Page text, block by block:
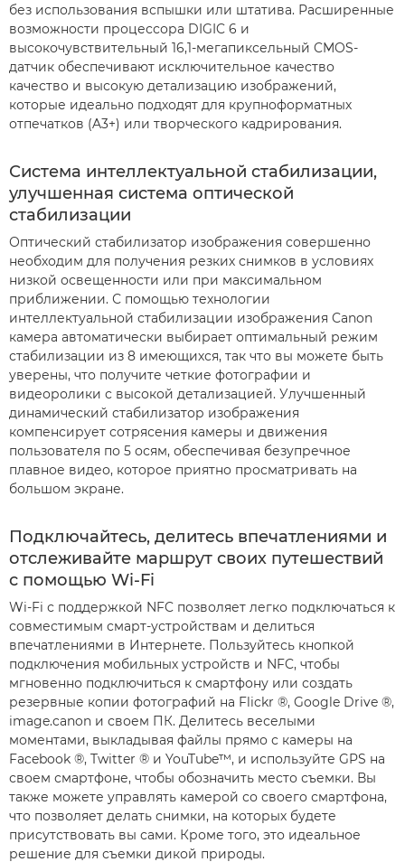
без использования вспышки или штатива. Расширенные
возможности процессора DIGIC 6 и
высокочувствительный 16,1-мегапиксельный CMOS-
датчик обеспечивают исключительное качество
качество и высокую детализацию изображений,
которые идеально подходят для крупноформатных
отпечатков (A3+) или творческого кадрирования.
Система интеллектуальной стабилизации,
улучшенная система оптической
стабилизации
Оптический стабилизатор изображения совершенно
необходим для получения резких снимков в условиях
низкой освещенности или при максимальном
приближении. С помощью технологии
интеллектуальной стабилизации изображения Canon
камера автоматически выбирает оптимальный режим
стабилизации из 8 имеющихся, так что вы можете быть
уверены, что получите четкие фотографии и
видеоролики с высокой детализацией. Улучшенный
динамический стабилизатор изображения
компенсирует сотрясения камеры и движения
пользователя по 5 осям, обеспечивая безупречное
плавное видео, которое приятно просматривать на
большом экране.
Подключайтесь, делитесь впечатлениями и
отслеживайте маршрут своих путешествий
с помощью Wi-Fi
Wi-Fi с поддержкой NFC позволяет легко подключаться к
совместимым смарт-устройствам и делиться
впечатлениями в Интернете. Пользуйтесь кнопкой
подключения мобильных устройств и NFC, чтобы
мгновенно подключиться к смартфону или создать
резервные копии фотографий на Flickr ®, Google Drive ®,
image.canon и своем ПК. Делитесь веселыми
моментами, выкладывая файлы прямо с камеры на
Facebook ®, Twitter ® и YouTube™, и используйте GPS на
своем смартфоне, чтобы обозначить место съемки. Вы
также можете управлять камерой со своего смартфона,
что позволяет делать снимки, на которых будете
присутствовать вы сами. Кроме того, это идеальное
решение для съемки дикой природы.